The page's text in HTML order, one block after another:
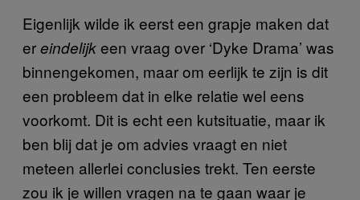
Eigenlijk wilde ik eerst een grapje maken dat
ereindelijkeen vraag over ‘Dyke Drama’ was
binnengekomen, maar om eerlijk te zijn is dit
een probleem dat in elke relatie wel eens
voorkomt. Dit is echt een kutsituatie, maar ik
ben blij dat je om advies vraagt en niet
meteen allerlei conclusies trekt. Ten eerste
zou ik je willen vragen na te gaan waar je